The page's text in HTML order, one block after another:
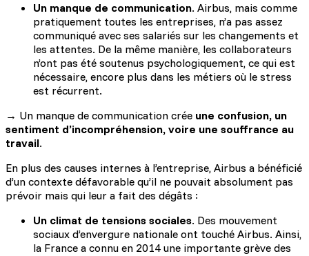
Un manque de communication. Airbus, mais comme
pratiquement toutes les entreprises, n’a pas assez
communiqué avec ses salariés sur les changements et
les attentes. De la même manière, les collaborateurs
n’ont pas été soutenus psychologiquement, ce qui est
nécessaire, encore plus dans les métiers où le stress
est récurrent.
→ Un manque de communication crée une confusion, un
sentiment d’incompréhension, voire une souffrance au
travail.
En plus des causes internes à l’entreprise, Airbus a bénéficié
d’un contexte défavorable qu’il ne pouvait absolument pas
prévoir mais qui leur a fait des dégâts :
Un climat de tensions sociales. Des mouvement
sociaux d’envergure nationale ont touché Airbus. Ainsi,
la France a connu en 2014 une importante grève des